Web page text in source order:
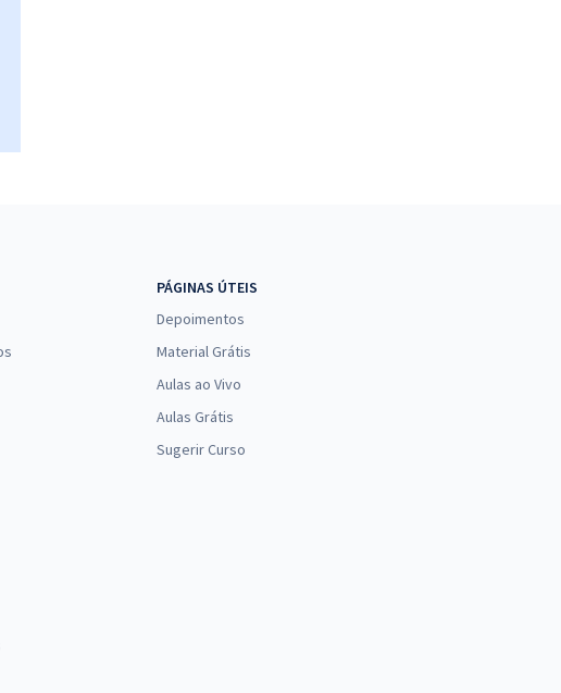
PÁGINAS ÚTEIS
Depoimentos
Material Grátis
Aulas ao Vivo
Aulas Grátis
Sugerir Curso